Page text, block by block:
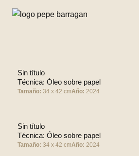
Sin título
Técnica: Óleo sobre papel
Tamaño: 34 x 42 cmAño: 2024
Sin título
Técnica: Óleo sobre papel
Tamaño: 34 x 42 cmAño: 2024